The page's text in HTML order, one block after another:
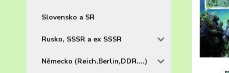
Slovensko a SR
Rusko, SSSR a ex SSSR
Německo (Reich,Berlin,DDR....)